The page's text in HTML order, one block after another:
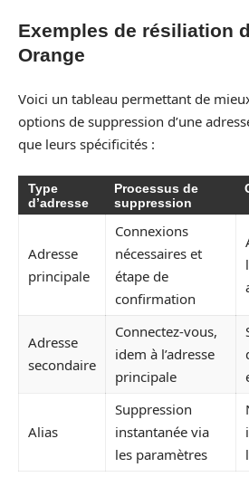
Exemples de résiliation
Orange
Voici un tableau permettant de
options de suppression d’une
que leurs spécificités :
Type
d’adresse
Processus de
suppression
Adresse
principale
Connexions
nécessaires et
étape de
confirmation
Adresse
secondaire
Connectez-vous,
idem à l’adresse
principale
Alias
Suppression
instantanée via
les paramètres